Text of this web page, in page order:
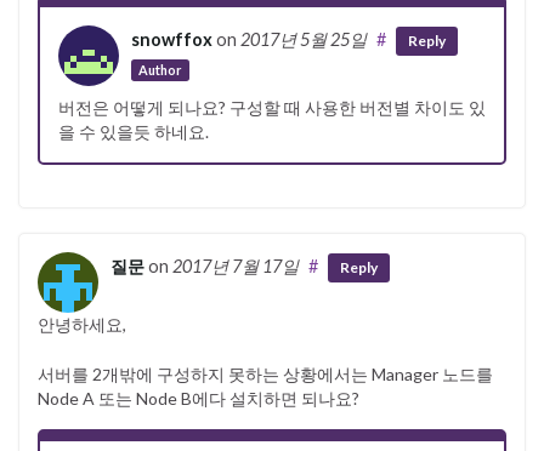
snowffoxon 2017년 5월 25일
Author
# Reply
버전은 어떻게 되나요? 구성할 때 사용한 버전별 차이도 있
을 수 있을듯 하네요.
질문on 2017년 7월 17일 # Reply
안녕하세요,
서버를 2개밖에 구성하지 못하는 상황에서는 Manager 노드를
Node A 또는 Node B에다 설치하면 되나요?